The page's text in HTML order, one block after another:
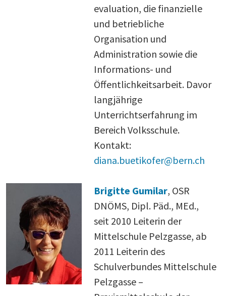
evaluation, die finanzielle
und betriebliche
Organisation und
Administration sowie die
Informations- und
Öffentlichkeitsarbeit. Davor
langjährige
Unterrichtserfahrung im
Bereich Volksschule.
Kontakt:
diana.buetikofer@bern.ch
Brigitte Gumilar, OSR
DNÖMS, Dipl. Päd., MEd.,
seit 2010 Leiterin der
Mittelschule Pelzgasse, ab
2011 Leiterin des
Schulverbundes Mittelschule
Pelzgasse –